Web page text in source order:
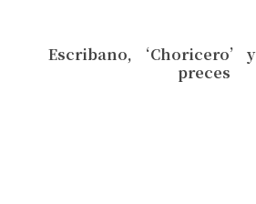
Escribano, ‘Choricero’ y
preces